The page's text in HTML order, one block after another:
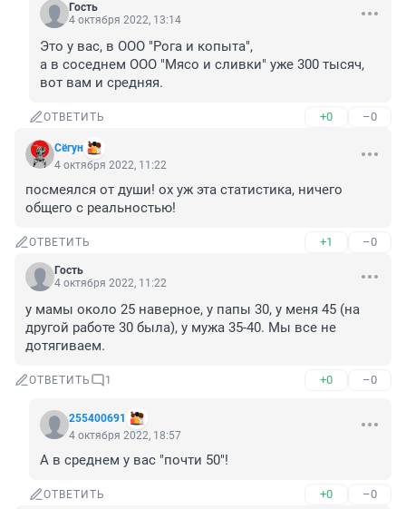
Гость
4 октября 2022, 13:14
Это у вас, в ООО "Рога и копыта",
а в соседнем ООО "Мясо и сливки" уже 300 тысяч,
вот вам и средняя.
ОТВЕТИТЬ +0 –0
Сёгун
4 октября 2022, 11:22
посмеялся от души! ох уж эта статистика, ничего
общего с реальностью!
ОТВЕТИТЬ +1 –0
Гость
4 октября 2022, 11:22
у мамы около 25 наверное, у папы 30, у меня 45 (на
другой работе 30 была), у мужа 35-40. Мы все не
дотягиваем.
ОТВЕТИТЬ 1 +0 –0
255400691
4 октября 2022, 18:57
А в среднем у вас "почти 50"!
ОТВЕТИТЬ +0 –0